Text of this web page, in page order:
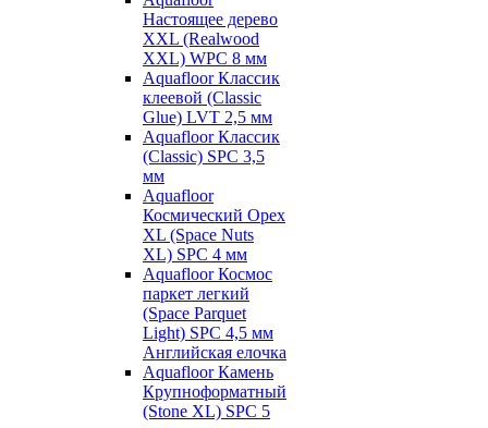
Настоящее дерево
XXL (Realwood
XXL) WPC 8 мм
Aquafloor Классик
клеевой (Classic
Glue) LVT 2,5 мм
Aquafloor Классик
(Classic) SPC 3,5
мм
Aquafloor
Космический Орех
XL (Space Nuts
XL) SPC 4 мм
Aquafloor Космос
паркет легкий
(Space Parquet
Light) SPC 4,5 мм
Английская елочка
Aquafloor Камень
Крупноформатный
(Stone XL) SPC 5